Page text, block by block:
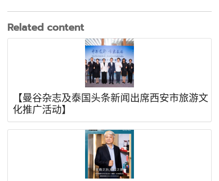
Related content
【曼谷杂志及泰国头条新闻出席西安市旅游文
化推广活动】